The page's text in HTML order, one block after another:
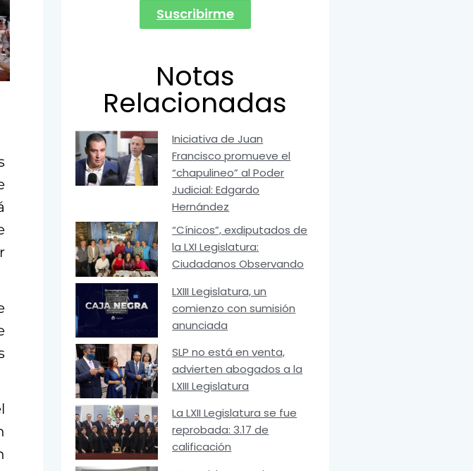
Suscribirme
Notas
Relacionadas
Iniciativa de Juan
Francisco promueve el
“chapulineo” al Poder
Judicial: Edgardo
Hernández
“Cínicos”, exdiputados de
la LXI Legislatura:
Ciudadanos Observando
LXIII Legislatura, un
comienzo con sumisión
anunciada
SLP no está en venta,
advierten abogados a la
LXIII Legislatura
La LXII Legislatura se fue
reprobada: 3.17 de
calificación